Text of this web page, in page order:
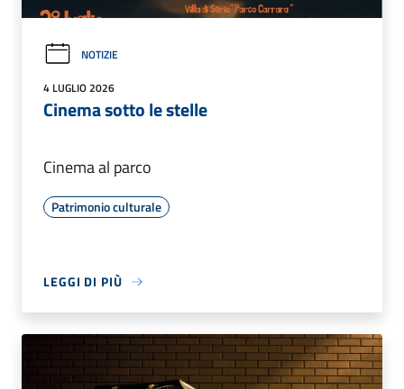
NOTIZIE
4 LUGLIO 2026
Cinema sotto le stelle
Cinema al parco
Patrimonio culturale
LEGGI DI PIÙ